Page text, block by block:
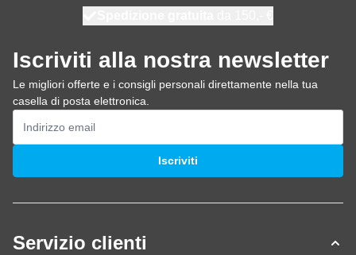
Iscriviti alla nostra newsletter
Le migliori offerte e i consigli personali direttamente nella tua
casella di posta elettronica.
Indirizzo email
Iscriviti
Servizio clienti